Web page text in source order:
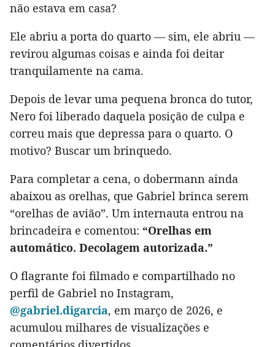
não estava em casa?
Ele abriu a porta do quarto — sim, ele abriu —
revirou algumas coisas e ainda foi deitar
tranquilamente na cama.
Depois de levar uma pequena bronca do tutor,
Nero foi liberado daquela posição de culpa e
correu mais que depressa para o quarto. O
motivo? Buscar um brinquedo.
Para completar a cena, o dobermann ainda
abaixou as orelhas, que Gabriel brinca serem
“orelhas de avião”. Um internauta entrou na
brincadeira e comentou: “Orelhas em
automático. Decolagem autorizada.”
O flagrante foi filmado e compartilhado no
perfil de Gabriel no Instagram,
@gabriel.digarcia, em março de 2026, e
acumulou milhares de visualizações e